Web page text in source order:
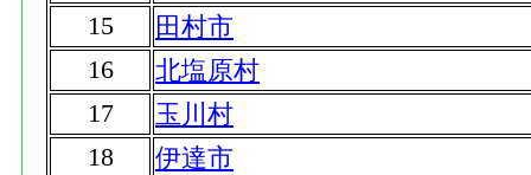
15
田村市
16
北塩原村
17
玉川村
18
伊達市